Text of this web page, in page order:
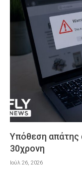
Υπόθεση απάτης
30χρονη
Ιούλ 26, 2026